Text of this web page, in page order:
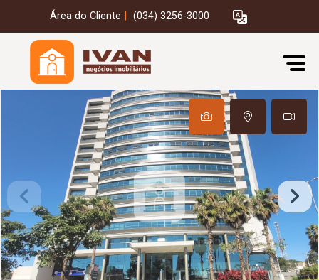
Área do Cliente (034) 3256-3000